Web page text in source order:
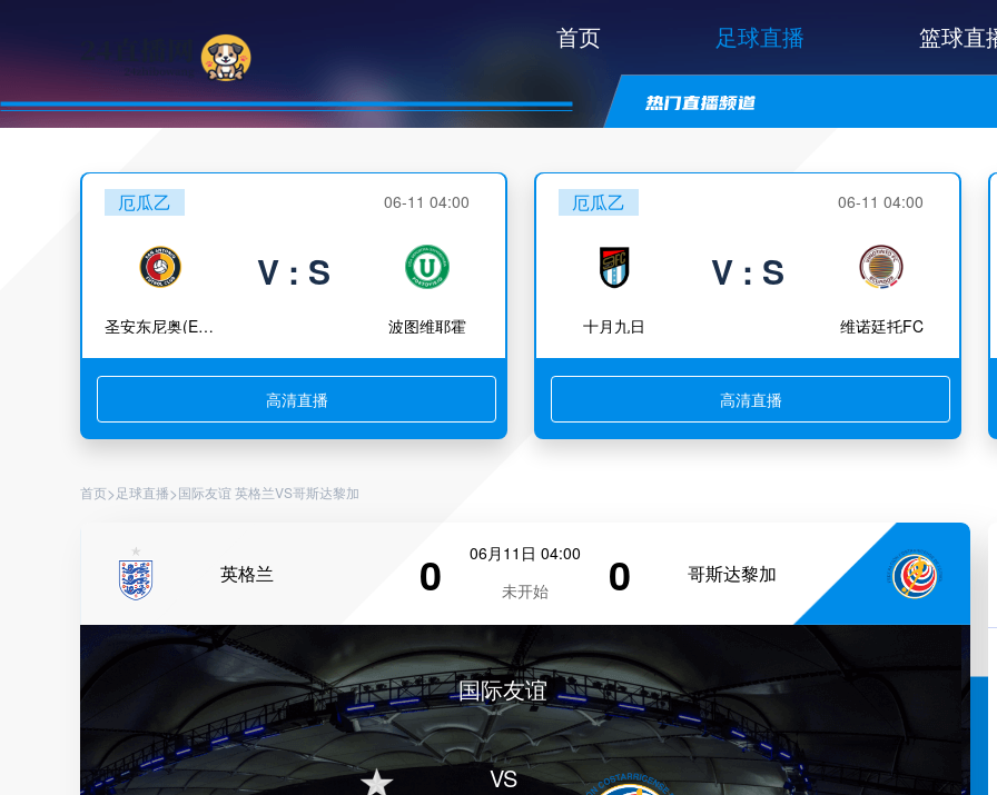
首页 足球直播 篮球直
厄瓜乙 06-11 04:00
圣安东尼奥(ECU)
V : S
波图维耶霍
高清直播
厄瓜乙 06-11 04:00
十月九日
V : S
维诺廷托FC
高清直播
首页> 足球直播>国际友谊 英格兰VS哥斯达黎加
英格兰 0
06月11日 04:00
未开始
0 哥斯达黎加
国际友谊
VS